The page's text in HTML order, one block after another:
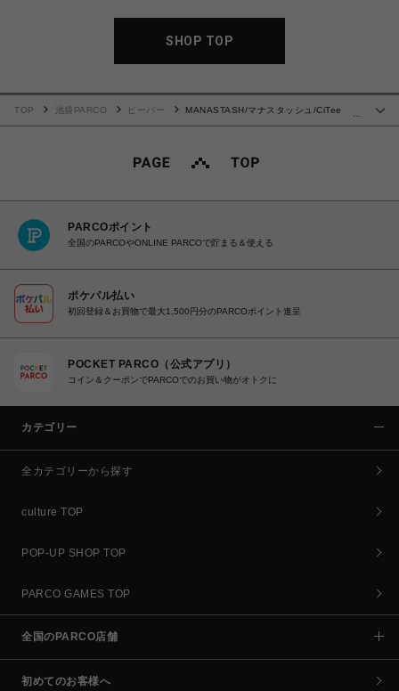
SHOP TOP
TOP 池袋PARCO ビーバー
MANASTASH/マナスタッシュ/CiTee
PARCOポイント
全国のPARCOやONLINE PARCOで貯まる＆使える
ポケパル払い
初回登録＆お買物で最大1,500円分のPARCOポイント進呈
POCKET PARCO（公式アプリ）
コイン＆クーポンでPARCOでのお買い物がオトクに
カテゴリー
全カテゴリーから探す
culture TOP
POP-UP SHOP TOP
PARCO GAMES TOP
全国のPARCO店舗
初めてのお客様へ